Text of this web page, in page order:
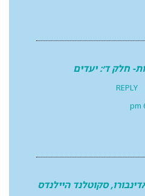
חלק ד׳: יעדים
REPLY
7 ימים באדינבורו, סקוטלנד היילנדס